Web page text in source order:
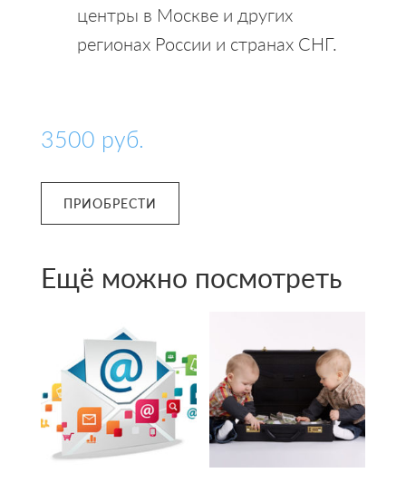
центры в Москве и других
регионах России и странах СНГ.
3500 руб.
ПРИОБРЕСТИ
Ещё можно посмотреть